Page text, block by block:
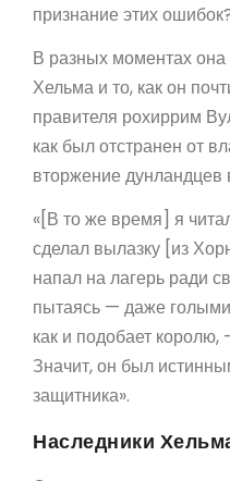
признание этих
В разных моментах она
Хельма и то, как он
правителя рохиррим
как был отстранен от
вторжение дунландцев
«[В то же время] я
сделал вылазку [из
напал на лагерь ради
пытаясь — даже
как и подобает
Значит, он был
защитника».
Наследники